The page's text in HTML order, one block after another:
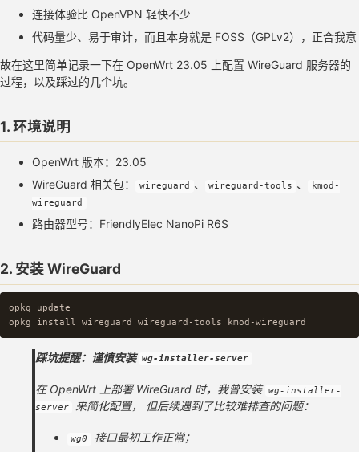
连接体验比 OpenVPN 轻快不少
代码量少、易于审计，而且本身就是 FOSS（GPLv2），正合我意
故在这里简单记录一下在 OpenWrt 23.05 上配置 WireGuard 服务器的
过程，以及踩过的几个坑。
1. 环境说明
OpenWrt 版本：23.05
WireGuard 相关包：
wireguard 、 wireguard-tools 、
kmod-
wireguard
路由器型号：FriendlyElec NanoPi R6S
2. 安装 WireGuard
opkg update
opkg
install
踩坑提醒：谨慎安装 wg-installer-server
在 OpenWrt 上部署 WireGuard 时，我曾安装 wg-installer-
server
来简化配置， 但后续遇到了比较难排查的问题：
wg0
接口最初工作正常；